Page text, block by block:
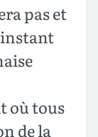
pas et
où tous
de la